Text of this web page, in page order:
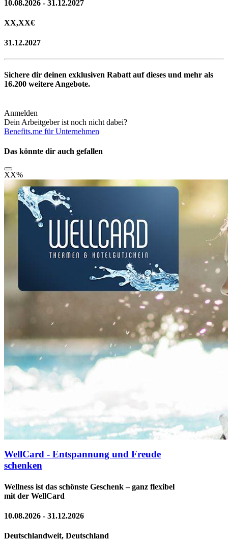
10.08.2026 - 31.12.2027
XX,XX€
31.12.2027
Sichere dir deinen exklusiven Rabatt auf dieses und mehr als
16.200 weitere Angebote.
Anmelden
Dein Arbeitgeber ist noch nicht dabei?
Benefits.me für Unternehmen
Das könnte dir auch gefallen
XX%
WellCard - Entspannung und Freude
schenken
Wellness ist das schönste Geschenk – ganz flexibel
mit der WellCard
10.08.2026 - 31.12.2026
Deutschlandweit, Deutschland